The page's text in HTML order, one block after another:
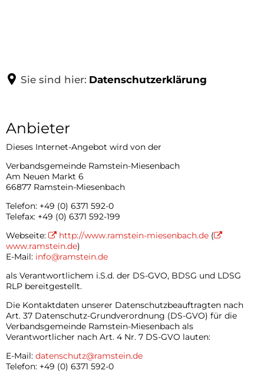
Dauerausstellung
Archive
Wir über uns (Text)
Führungen
Links
Kontakt
Sie sind hier: Datenschutzerklärung
Datenschutzerklärung
Anbieter
Dieses Internet-Angebot wird von der
Verbandsgemeinde Ramstein-Miesenbach
Am Neuen Markt 6
66877 Ramstein-Miesenbach
Telefon: +49 (0) 6371 592-0
Telefax: +49 (0) 6371 592-199
Webseite:
http://www.ramstein-miesenbach.de(
www.ramstein.de)
E-Mail: info@ramstein.de
als Verantwortlichem i.S.d. der DS-GVO, BDSG und LDSG
RLP bereitgestellt.
Die Kontaktdaten unserer Datenschutzbeauftragten nach
Art. 37 Datenschutz-Grundverordnung (DS-GVO) für die
Verbandsgemeinde Ramstein-Miesenbach als
Verantwortlicher nach Art. 4 Nr. 7 DS-GVO lauten:
E-Mail: datenschutz@ramstein.de
Telefon: +49 (0) 6371 592-0